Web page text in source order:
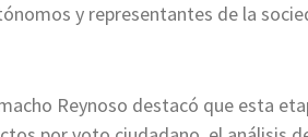
y representantes de la
Reynoso destacó que esta